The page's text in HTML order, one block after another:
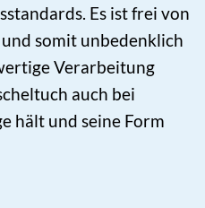
Es ist frei von
somit unbedenklich
Verarbeitung
auch bei
hält und seine Form